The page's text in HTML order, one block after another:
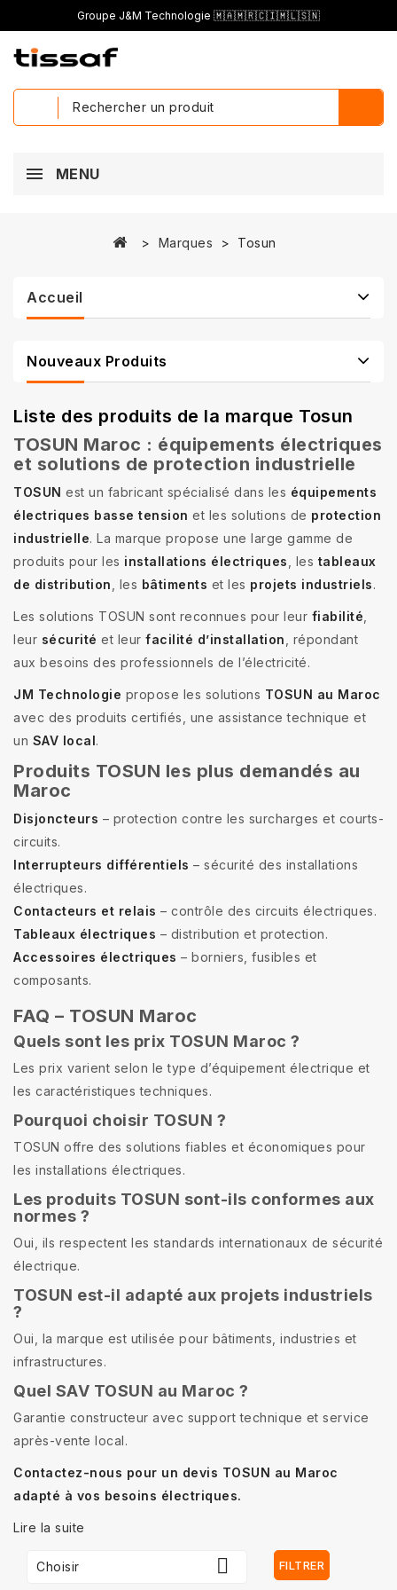
Groupe J&M Technologie 🇲🇦🇲🇷🇨🇮🇲🇱🇸🇳
MENU
Marques Tosun
Accueil
Nouveaux Produits
Liste des produits de la marque Tosun
TOSUN Maroc : équipements électriques
et solutions de protection industrielle
TOSUN est un fabricant spécialisé dans les équipements
électriques basse tension et les solutions de protection
industrielle. La marque propose une large gamme de
produits pour les installations électriques , les tableaux
de distribution , les bâtiments et les projets industriels.
Les solutions TOSUN sont reconnues pour leur fiabilité
leur sécurité et leur facilité d’installation , répondant
aux besoins des professionnels de l’électricité.
JM Technologie propose les solutions TOSUN au Maroc
avec des produits certifiés, une assistance technique et
un SAV local.
Produits TOSUN les plus demandés au
Maroc
Disjoncteurs – protection contre les surcharges et courts-
circuits.
Interrupteurs différentiels – sécurité des installations
électriques.
Contacteurs et relais – contrôle des circuits électriques.
Tableaux électriques – distribution et protection.
Accessoires électriques – borniers, fusibles et
composants.
FAQ – TOSUN Maroc
Quels sont les prix TOSUN Maroc ?
Les prix varient selon le type d’équipement électrique et
les caractéristiques techniques.
Pourquoi choisir TOSUN ?
TOSUN offre des solutions fiables et économiques pour
les installations électriques.
Les produits TOSUN sont-ils conformes aux
normes ?
Oui, ils respectent les standards internationaux de sécurité
électrique.
TOSUN est-il adapté aux projets industriels
?
Oui, la marque est utilisée pour bâtiments, industries et
infrastructures.
Quel SAV TOSUN au Maroc ?
Garantie constructeur avec support technique et service
après-vente local.
Contactez-nous pour un devis TOSUN au Maroc
adapté à vos besoins électriques.
Lire la suite
Choisir  FILTRER